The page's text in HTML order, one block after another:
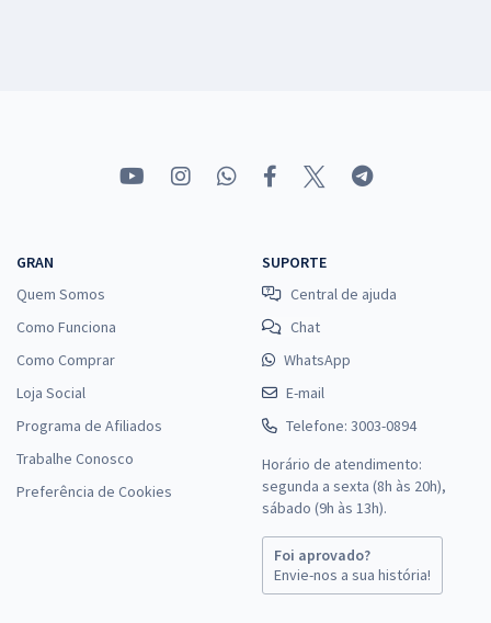
GRAN
Quem Somos
Como Funciona
Como Comprar
Loja Social
Programa de Afiliados
Trabalhe Conosco
Preferência de Cookies
SUPORTE
Central de ajuda
Chat
WhatsApp
E-mail
Telefone: 3003-0894
Horário de atendimento:
segunda a sexta (8h às 20h),
sábado (9h às 13h).
Foi aprovado?
Envie-nos a sua história!